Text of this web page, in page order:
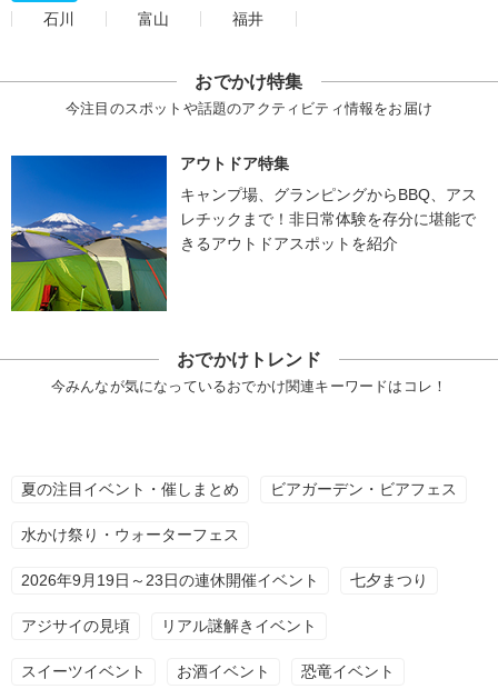
石川
富山 福井
おでかけ特集
今注目のスポットや話題のアクティビティ情報をお届け
アウトドア特集
キャンプ場、グランピングからBBQ、アス
レチックまで！非日常体験を存分に堪能で
きるアウトドアスポットを紹介
おでかけトレンド
今みんなが気になっているおでかけ関連キーワードはコレ！
夏の注目イベント・催しまとめ ビアガーデン・ビアフェス
水かけ祭り・ウォーターフェス
2026年9月19日～23日の連休開催イベント 七夕まつり
アジサイの見頃 リアル謎解きイベント
スイーツイベント お酒イベント 恐竜イベント